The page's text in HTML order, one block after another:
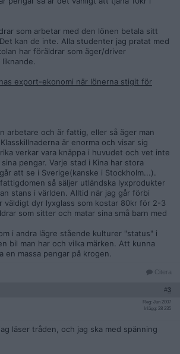
som arbetar med den lönen betala sitt
kan de inte. Alla studenter jag pratat med
har föräldrar som äger/driver
export-ekonomi när lönerna stigit för
arbetare och är fattig, eller så äger man
är enorma och visar sig
verkar vara knäppa i huvudet och vet inte
pengar. Varje stad i Kina har stora
att se i Sverige(kanske i Stockholm...).
så säljer utländska lyxprodukter
stans i världen. Alltid när jag går förbi
väldigt dyr lyxglass som kostar 80kr för 2-3
som sitter och matar sina små barn med
i andra lägre stående kulturer "status" i
bil man har och vilka märken. Att kunna
en massa pengar på krogen.
Citera
#3
Reg: Jun 2007
Inlägg: 28 235
läser tråden, och jag ska med spänning